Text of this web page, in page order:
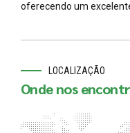
oferecendo um
LOCALIZAÇÃO
Onde nos